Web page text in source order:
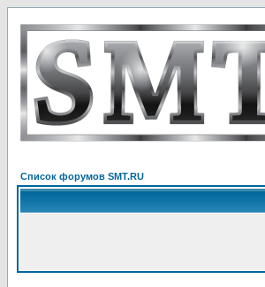
Список форумов SMT.RU